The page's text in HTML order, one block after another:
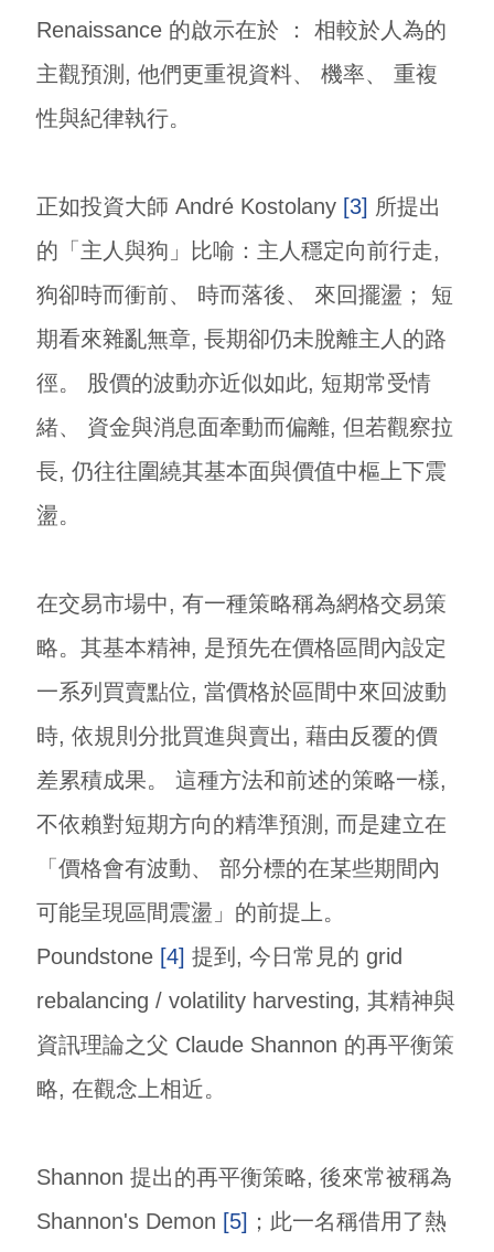
Renaissance 的啟示在於 ： 相較於人為的
主觀預測, 他們更重視資料、 機率、 重複
性與紀律執行。
正如投資大師 André Kostolany [3] 所提出
的「主人與狗」比喻：主人穩定向前行走,
狗卻時而衝前、 時而落後、 來回擺盪； 短
期看來雜亂無章, 長期卻仍未脫離主人的路
徑。 股價的波動亦近似如此, 短期常受情
緒、 資金與消息面牽動而偏離, 但若觀察拉
長, 仍往往圍繞其基本面與價值中樞上下震
盪。
在交易市場中, 有一種策略稱為網格交易策
略。其基本精神, 是預先在價格區間內設定
一系列買賣點位, 當價格於區間中來回波動
時, 依規則分批買進與賣出, 藉由反覆的價
差累積成果。 這種方法和前述的策略一樣,
不依賴對短期方向的精準預測, 而是建立在
「價格會有波動、 部分標的在某些期間內
可能呈現區間震盪」的前提上。
Poundstone [4] 提到, 今日常見的 grid
rebalancing / volatility harvesting, 其精神與
資訊理論之父 Claude Shannon 的再平衡策
略, 在觀念上相近。
Shannon 提出的再平衡策略, 後來常被稱為
Shannon's Demon [5] ；此一名稱借用了熱